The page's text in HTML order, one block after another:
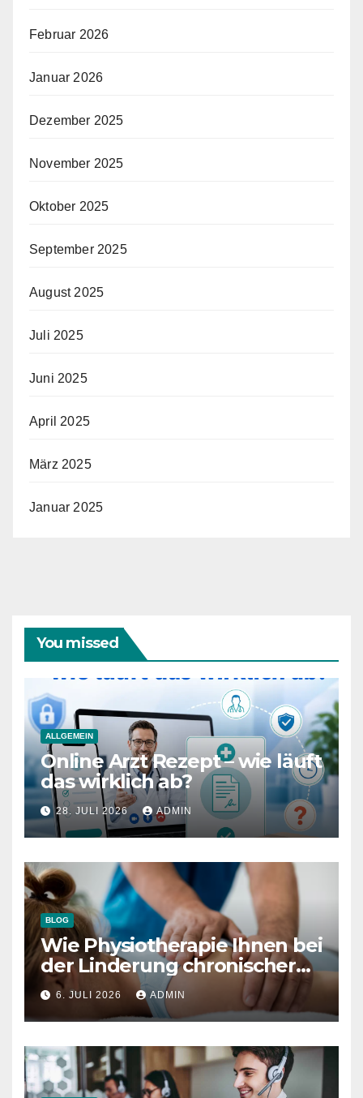
Februar 2026
Januar 2026
Dezember 2025
November 2025
Oktober 2025
September 2025
August 2025
Juli 2025
Juni 2025
April 2025
März 2025
Januar 2025
You missed
ALLGEMEIN
Online Arzt Rezept – wie läuft
das wirklich ab?
28. JULI 2026 ADMIN
BLOG
Wie Physiotherapie Ihnen bei
der Linderung chronischer
Schmerzen helfen kann
6. JULI 2026 ADMIN